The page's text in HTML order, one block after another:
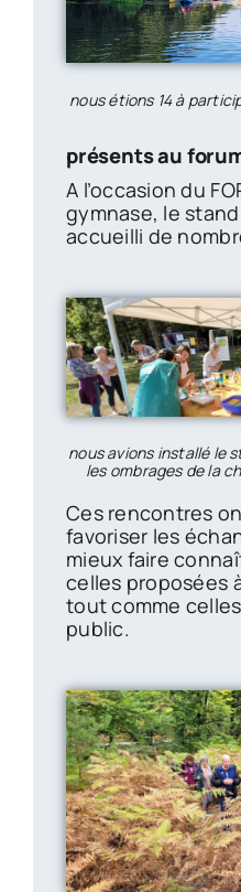
nous étions 14 à
présents au
A l’occasion du
gymnase, le
accueilli de
nous avions installé le
les ombrages de la
Ces rencontres
favoriser les
mieux faire
celles proposées
tout comme
public.